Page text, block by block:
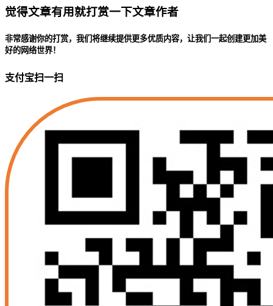
觉得文章有用就打赏一下文章作者
非常感谢你的打赏，我们将继续提供更多优质内容，让我们一起创建更加美
好的网络世界！
支付宝扫一扫